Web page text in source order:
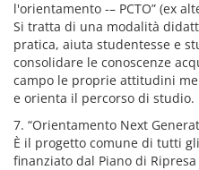
l'orientamento -– PCTO” (ex
Si tratta di una modalità
pratica, aiuta studentesse e
consolidare le conoscenze
campo le proprie attitudini
e orienta il percorso di studio.
7. “Orientamento Next
È il progetto comune di tutti
finanziato dal Piano di